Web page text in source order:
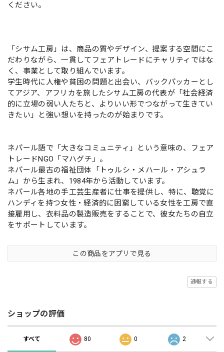
ください。
「シサム工房」は、商品の質やデザイン、提案する空間にこ
だわりながら、一貫してフェアトレードにチャリティではな
く、事業として取り組んでいます。
学生時代に人権や貧困の問題と出会い、バックパッカーとし
てアジア、アフリカを旅したシサム工房の代表が「社会経済
的に立場の弱い人たちと、よりいい形でつながって生きてい
きたい」と強い想いを持ったのが始まりです。
ネパール語で「大きなコミュニティ」という意味の、フェア
トレードNGO「マハグチ」。
ネパール最古の福祉団体「トゥルシ・メハール・アシュラ
ム」から生まれ、1984年から活動しています。
ネパール各地の手工芸生産者に仕事を提供し、特に、聴覚に
ハンディを持つ女性・経済的に困窮している女性を工房で直
接雇用し、衣料品の製造販売をすることで、彼女たちの自立
をサポートしています。
この商品をアプリで見る
通報する
ショップの評価
すべて 80 0 2